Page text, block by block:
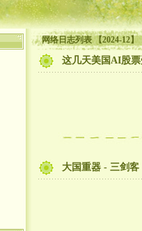
网络日志列表 【2024-12】
这几天美国AI股
大国重器 - 三剑客